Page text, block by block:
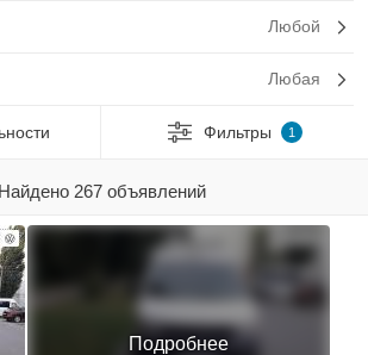
Любой
Любая
Фильтры 1
Найдено 267 объявлений
Подробнее